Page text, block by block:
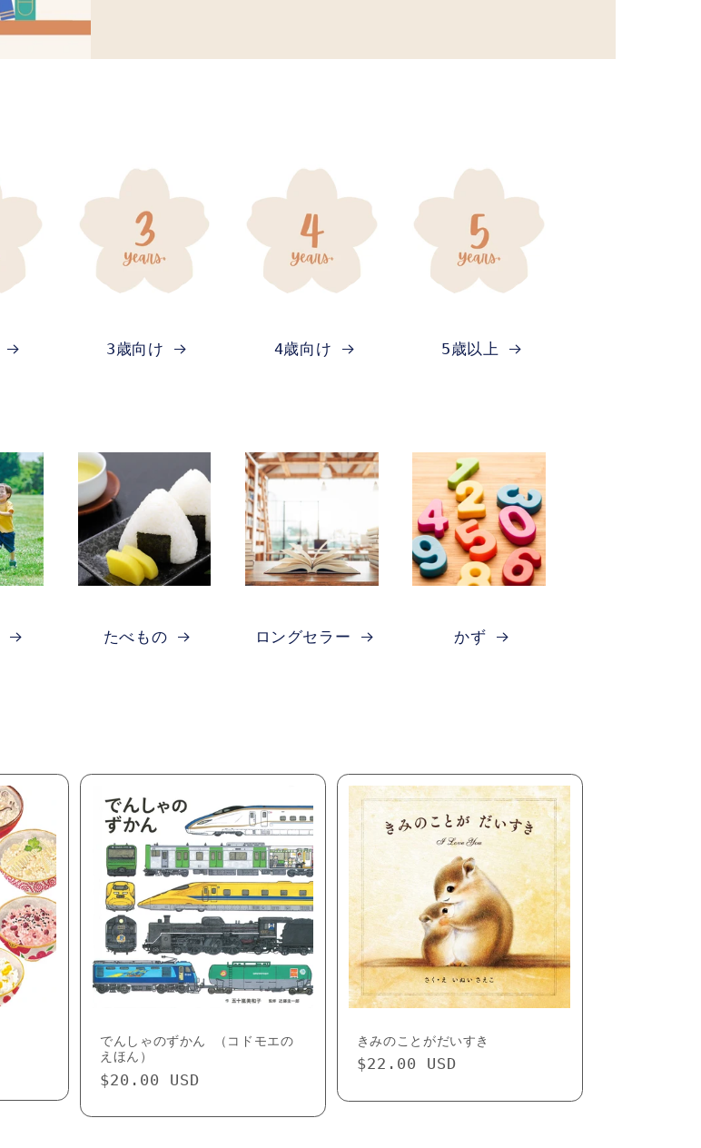
3歳向け 4歳向け 5歳以上
たべもの ロングセラー かず
でんしゃのずかん （コドモエの
えほん）
Regular
$20.00 USD
きみのことがだいすき
Regular
$22.00 USD